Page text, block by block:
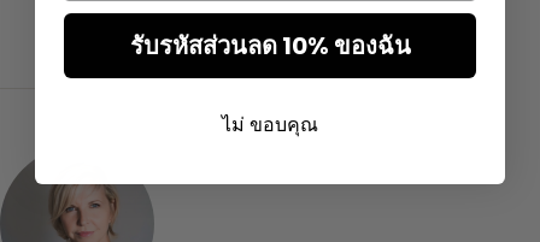
รับรหัสส่วนลด 10% ของฉัน
ไม่ ขอบคุณ